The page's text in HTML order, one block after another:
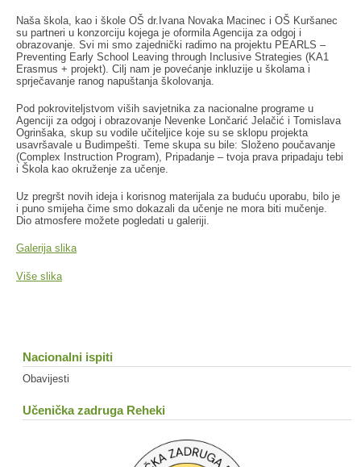
Naša škola, kao i škole OŠ dr.Ivana Novaka Macinec i OŠ Kuršanec
su partneri u konzorciju kojega je oformila Agencija za odgoj i
obrazovanje. Svi mi smo zajednički radimo na projektu PEARLS –
Preventing Early School Leaving through Inclusive Strategies (KA1
Erasmus + projekt). Cilj nam je povećanje inkluzije u školama i
sprječavanje ranog napuštanja školovanja.
Pod pokroviteljstvom viših savjetnika za nacionalne programe u
Agenciji za odgoj i obrazovanje Nevenke Lončarić Jelačić i Tomislava
Ogrinšaka, skup su vodile učiteljice koje su se sklopu projekta
usavršavale u Budimpešti. Teme skupa su bile: Složeno poučavanje
(Complex Instruction Program), Pripadanje – tvoja prava pripadaju tebi
i Škola kao okruženje za učenje.
Uz pregršt novih ideja i korisnog materijala za buduću uporabu, bilo je
i puno smijeha čime smo dokazali da učenje ne mora biti mučenje.
Dio atmosfere možete pogledati u galeriji.
Galerija slika
Više slika
Nacionalni ispiti
Obavijesti
Učenička zadruga Reheki